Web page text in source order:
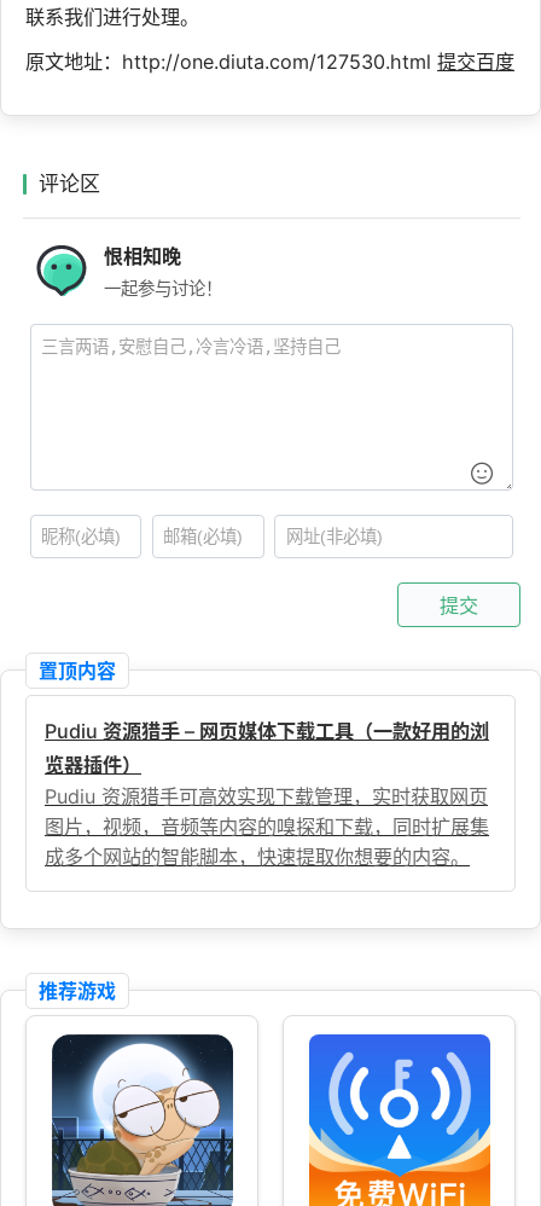
联系我们进行处理。
原文地址：http://one.diuta.com/127530.html 提交百度
评论区
恨相知晚
一起参与讨论！
提交
置顶内容
Pudiu 资源猎手 – 网页媒体下载工具（一款好用的浏
览器插件）
Pudiu 资源猎手可高效实现下载管理，实时获取网页
图片，视频，音频等内容的嗅探和下载，同时扩展集
成多个网站的智能脚本，快速提取你想要的内容。
推荐游戏